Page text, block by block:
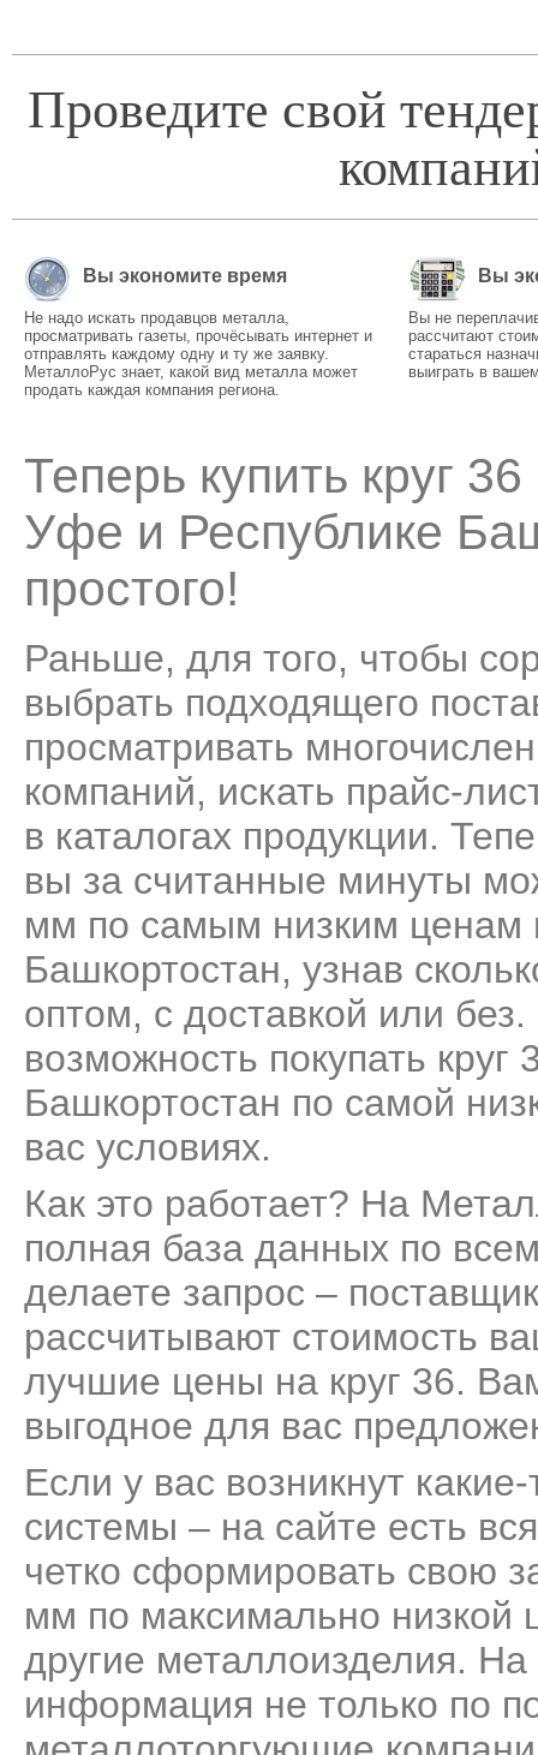
Проведите свой
Вы экономите время
Не надо искать продавцов металла,
просматривать газеты, прочёсывать интернет и
отправлять каждому одну и ту же заявку.
МеталлоРус знает, какой вид металла может
продать каждая компания региона.
Вы
Вы не
рассчитают
стараться
выиграть в
Теперь купить круг
Уфе и Республике
простого!
Раньше, для того, чтобы
выбрать подходящего
просматривать
компаний, искать прайс-
в каталогах продукции.
вы за считанные минуты
мм по самым низким ценам
Башкортостан, узнав
оптом, с доставкой или
возможность покупать
Башкортостан по самой
вас условиях.
Как это работает? На
полная база данных по
делаете запрос –
рассчитывают стоимость
лучшие цены на круг 36.
выгодное для вас
Если у вас возникнут
системы – на сайте есть
четко сформировать свою
мм по максимально низкой
другие металлоизделия.
информация не только по